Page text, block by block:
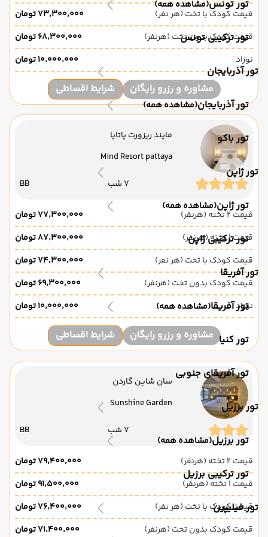
تور تونس(مشاهده همه)
تور ترکیبی تونس
تور آذربایجان
تور آذربایجان(مشاهده همه)
تور باکو
تور ژاپن
تور ژاپن(مشاهده همه)
تور ترکیبی ژاپن
تور آفریقا
تور آفریقا(مشاهده همه)
تور کنیا
تور آفریقای جنوبی
تور برزیل
تور برزیل(مشاهده همه)
تور ترکیبی برزیل
تور فیلیپین
قیمت کودک با تخت (هر نفر)
۷۳٬۳۰۰٬۰۰۰ تومان
قیمت کودک بدون تخت (هرنفر)
۶۸٬۳۰۰٬۰۰۰ تومان
نوزاد
۱۰٬۰۰۰٬۰۰۰ تومان
مشاوره و رزرو رایگان شرایط اقساطی
مایند ریزورت پاتایا
Mind Resort pattaya
7 شب BB
قیمت 2 تخته (هرنفر)
۷۷٬۳۰۰٬۰۰۰ تومان
قیمت 1 تخته (هرنفر)
۸۷٬۳۰۰٬۰۰۰ تومان
قیمت کودک با تخت (هر نفر)
۷۴٬۳۰۰٬۰۰۰ تومان
قیمت کودک بدون تخت (هرنفر)
۶۹٬۳۰۰٬۰۰۰ تومان
نوزاد
۱۰٬۰۰۰٬۰۰۰ تومان
مشاوره و رزرو رایگان شرایط اقساطی
سان شاین گاردن
Sunshine Garden
7 شب BB
قیمت 2 تخته (هرنفر)
۷۹٬۴۰۰٬۰۰۰ تومان
قیمت 1 تخته (هرنفر)
۹۱٬۵۰۰٬۰۰۰ تومان
قیمت کودک با تخت (هر نفر)
۷۶٬۴۰۰٬۰۰۰ تومان
قیمت کودک بدون تخت (هرنفر)
۷۱٬۴۰۰٬۰۰۰ تومان